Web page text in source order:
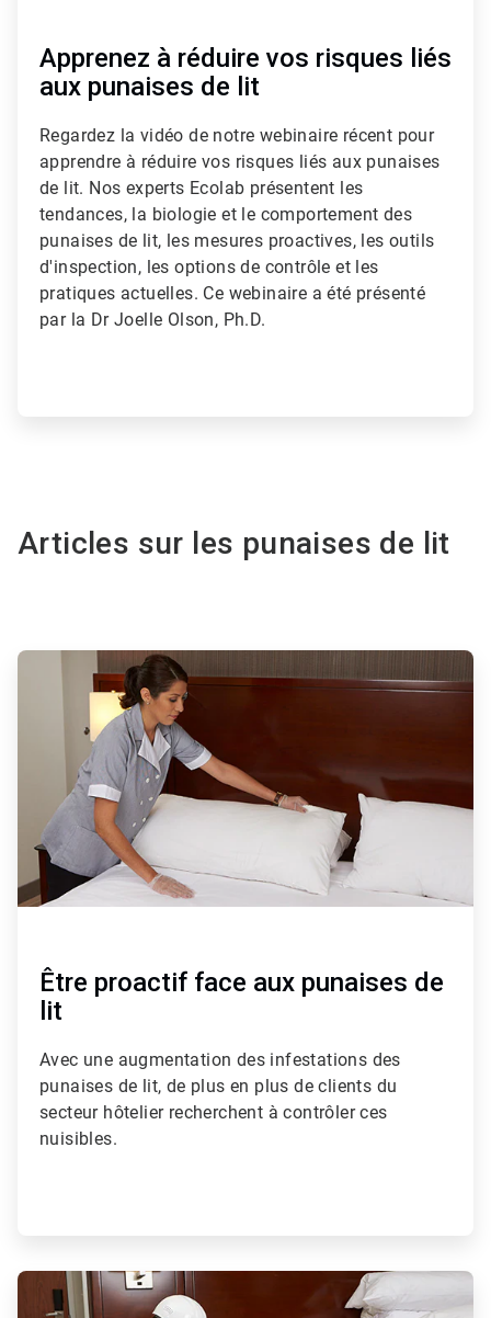
Apprenez à réduire vos risques liés
aux punaises de lit
Regardez la vidéo de notre webinaire récent pour
apprendre à réduire vos risques liés aux punaises
de lit. Nos experts Ecolab présentent les
tendances, la biologie et le comportement des
punaises de lit, les mesures proactives, les outils
d'inspection, les options de contrôle et les
pratiques actuelles. Ce webinaire a été présenté
par la Dr Joelle Olson, Ph.D.
Articles sur les punaises de lit
ArticleTile
Être proactif face aux punaises de
lit
Avec une augmentation des infestations des
punaises de lit, de plus en plus de clients du
secteur hôtelier recherchent à contrôler ces
nuisibles.
ArticleTile